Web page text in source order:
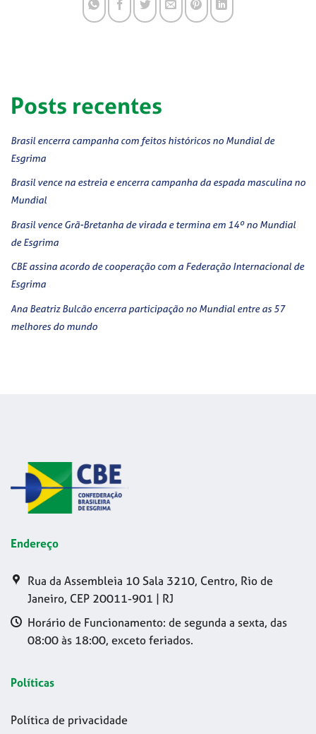
Posts recentes
Brasil encerra campanha com feitos históricos no Mundial de
Esgrima
Brasil vence na estreia e encerra campanha da espada masculina no
Mundial
Brasil vence Grã-Bretanha de virada e termina em 14º no Mundial
de Esgrima
CBE assina acordo de cooperação com a Federação Internacional de
Esgrima
Ana Beatriz Bulcão encerra participação no Mundial entre as 57
melhores do mundo
Endereço
Rua da Assembleia 10 Sala 3210, Centro, Rio de
Janeiro, CEP 20011-901 | RJ
Horário de Funcionamento: de segunda a sexta, das
08:00 às 18:00, exceto feriados.
Políticas
Política de privacidade